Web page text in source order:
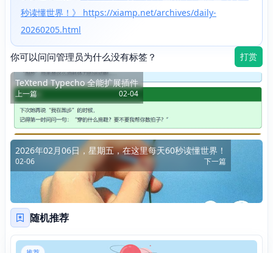
秒读懂世界！》 https://xiamp.net/archives/daily-
20260205.html
你可以问问管理员为什么没有标签？ 打赏
TeXtend Typecho 全能扩展插件
上一篇 02-04
2026年02月06日，星期五，在这里每天60秒读懂世界！
02-06 下一篇
随机推荐